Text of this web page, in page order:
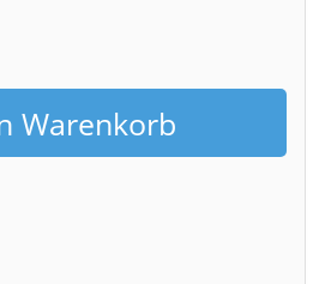
Warenkorb